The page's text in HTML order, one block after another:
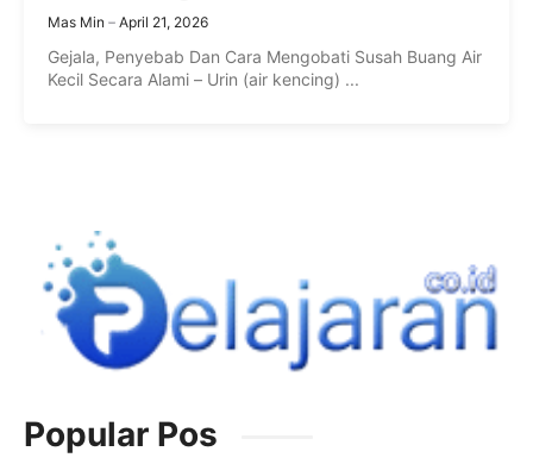
Mas Min April 21, 2026
Gejala, Penyebab Dan Cara Mengobati Susah Buang Air
Kecil Secara Alami – Urin (air kencing) ...
Popular Pos